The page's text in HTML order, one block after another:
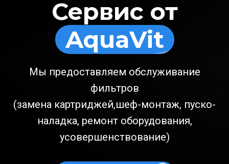
Сервис от
AquaVit
Мы предоставляем обслуживание
фильтров
(замена картриджей,шеф-монтаж, пуско-
наладка, ремонт оборудования,
усовершенствование)